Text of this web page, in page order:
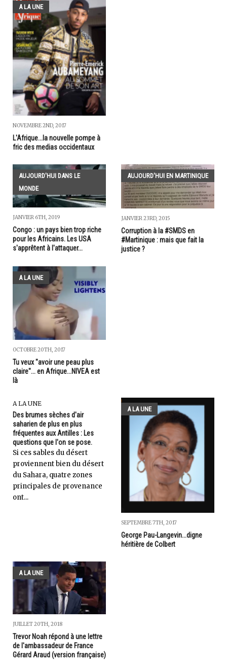
A LA UNE
NOVEMBRE 2ND, 2017
L'Afrique...la nouvelle pompe à
fric des medias occidentaux
AUJOURD'HUI DANS LE
MONDE
JANVIER 6TH, 2019
Congo : un pays bien trop riche
pour les Africains. Les USA
s'apprêtent à l'attaquer...
AUJOURD'HUI EN MARTINIQUE
JANVIER 23RD, 2015
Corruption à la #SMDS en
#Martinique : mais que fait la
justice ?
A LA UNE
OCTOBRE 20TH, 2017
Tu veux "avoir une peau plus
claire"... en Afrique...NIVEA est
là
A LA UNE
Des brumes sèches d'air
saharien de plus en plus
fréquentes aux Antilles : Les
questions que l'on se pose.
Si ces sables du désert
proviennent bien du désert
du Sahara, quatre zones
principales de provenance
ont...
A LA UNE
SEPTEMBRE 7TH, 2017
George Pau-Langevin...digne
héritière de Colbert
A LA UNE
JUILLET 20TH, 2018
Trevor Noah répond à une lettre
de l'ambassadeur de France
Gérard Araud (version française)